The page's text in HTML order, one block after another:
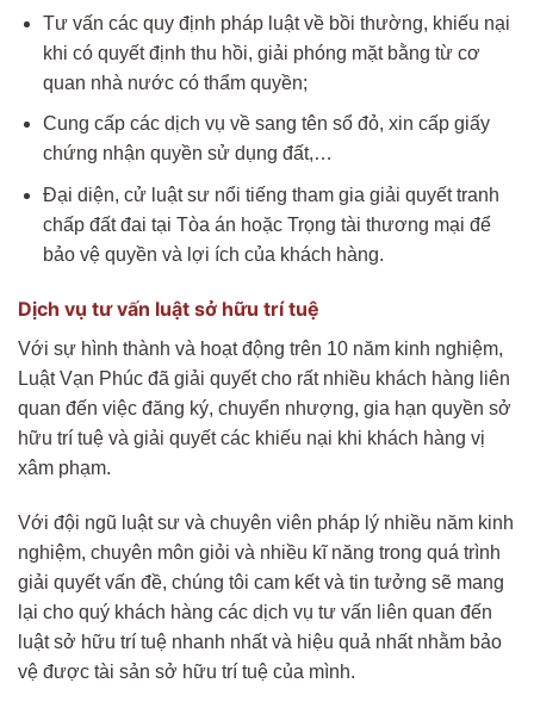
Tư vấn các quy định pháp luật về bồi thường, khiếu nại
khi có quyết định thu hồi, giải phóng mặt bằng từ cơ
quan nhà nước có thẩm quyền;
Cung cấp các dịch vụ về sang tên sổ đỏ, xin cấp giấy
chứng nhận quyền sử dụng đất,…
Đại diện, cử luật sư nổi tiếng tham gia giải quyết tranh
chấp đất đai tại Tòa án hoặc Trọng tài thương mại để
bảo vệ quyền và lợi ích của khách hàng.
Dịch vụ tư vấn luật sở hữu trí tuệ
Với sự hình thành và hoạt động trên 10 năm kinh nghiệm,
Luật Vạn Phúc đã giải quyết cho rất nhiều khách hàng liên
quan đến việc đăng ký, chuyển nhượng, gia hạn quyền sở
hữu trí tuệ và giải quyết các khiếu nại khi khách hàng vị
xâm phạm.
Với đội ngũ luật sư và chuyên viên pháp lý nhiều năm kinh
nghiệm, chuyên môn giỏi và nhiều kĩ năng trong quá trình
giải quyết vấn đề, chúng tôi cam kết và tin tưởng sẽ mang
lại cho quý khách hàng các dịch vụ tư vấn liên quan đến
luật sở hữu trí tuệ nhanh nhất và hiệu quả nhất nhằm bảo
vệ được tài sản sở hữu trí tuệ của mình.